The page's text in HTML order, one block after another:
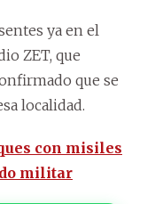
ya en el
ZET, que
que se
localidad.
con misiles
militar